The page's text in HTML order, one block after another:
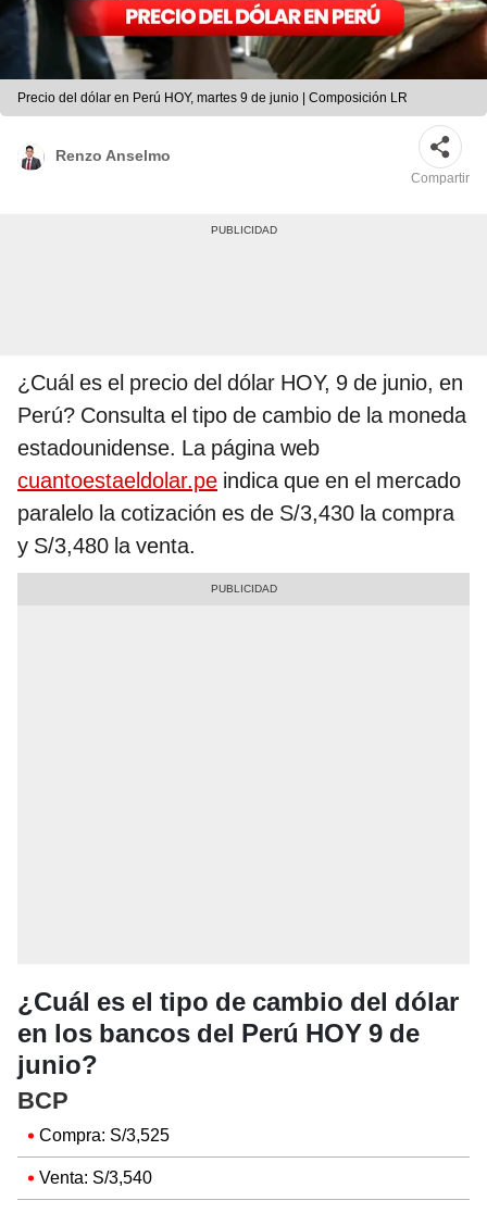
Precio del dólar en Perú HOY, martes 9 de junio | Composición LR
Renzo Anselmo
Compartir
¿Cuál es el precio del dólar HOY, 9 de junio, en
Perú? Consulta el tipo de cambio de la moneda
estadounidense. La página web
cuantoestaeldolar.pe indica que en el mercado
paralelo la cotización es de S/3,430 la compra
y S/3,480 la venta.
¿Cuál es el tipo de cambio del dólar
en los bancos del Perú HOY 9 de
junio?
BCP
Compra: S/3,525
Venta: S/3,540